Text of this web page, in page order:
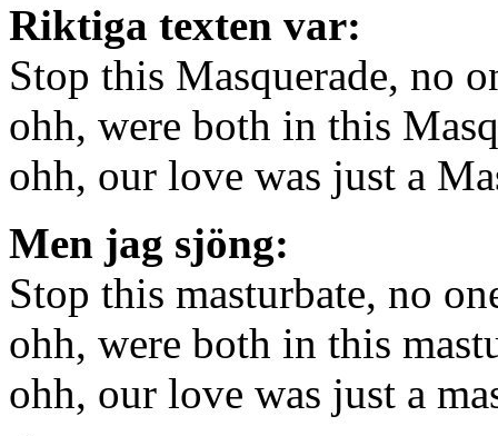
Riktiga texten var:
Stop this Masquerade, no
ohh, were both in this
ohh, our love was just a
Men jag sjöng:
Stop this masturbate, no
ohh, were both in this
ohh, our love was just a